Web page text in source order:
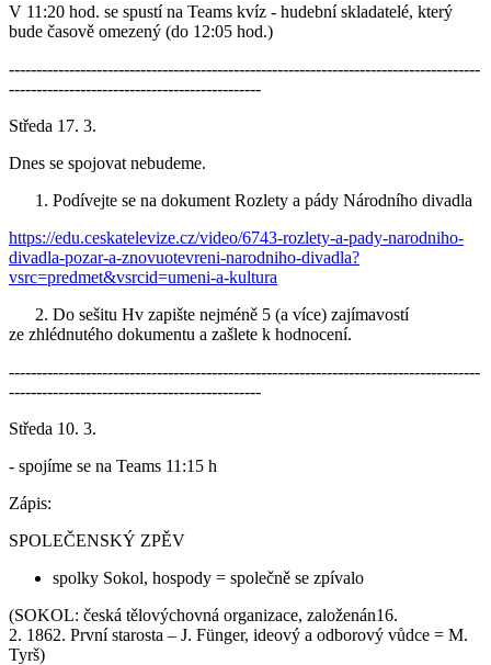
V 11:20 hod. se spustí na Teams kvíz - hudební skladatelé, který
bude časově omezený (do 12:05 hod.)
--------------------------------------------------------------------------------------
----------------------------------------------
Středa 17. 3.
Dnes se spojovat nebudeme.
Podívejte se na dokument Rozlety a pády Národního divadla
https://edu.ceskatelevize.cz/video/6743-rozlety-a-pady-narodniho-
divadla-pozar-a-znovuotevreni-narodniho-divadla?
vsrc=predmet&vsrcid=umeni-a-kultura
2. Do sešitu Hv zapište nejméně 5 (a více) zajímavostí
ze zhlédnutého dokumentu a zašlete k hodnocení.
--------------------------------------------------------------------------------------
----------------------------------------------
Středa 10. 3.
- spojíme se na Teams 11:15 h
Zápis:
SPOLEČENSKÝ ZPĚV
spolky Sokol, hospody = společně se zpívalo
(SOKOL: česká tělovýchovná organizace, založenán16.
2. 1862. První starosta – J. Fünger, ideový a odborový vůdce = M.
Tyrš)